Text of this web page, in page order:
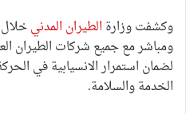
وكشفت وزارة الطيران المدني
ومباشر مع جميع شركات الطيران
لضمان استمرار الانسيابية في
الخدمة والسلامة.